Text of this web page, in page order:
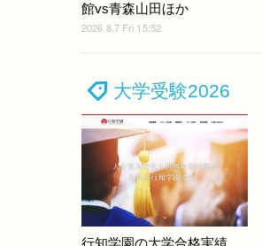
館vs青森山田ほか
2026.8.7 Fri 15:52
大学受験2026
行知学園の大学合格実績